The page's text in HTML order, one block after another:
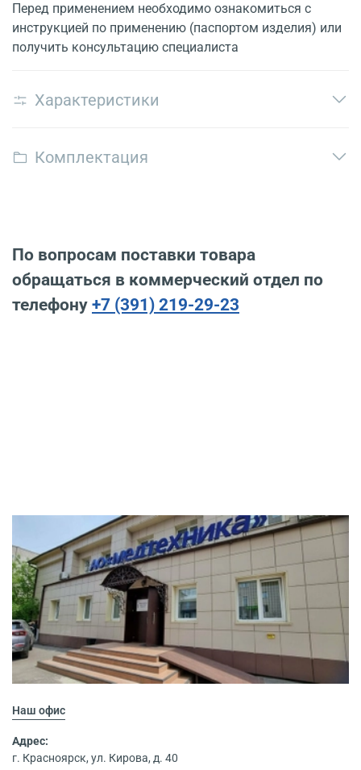
Перед применением необходимо ознакомиться с
инструкцией по применению (паспортом изделия) или
получить консультацию специалиста
Характеристики
Комплектация
По вопросам поставки товара
обращаться в коммерческий отдел по
телефону +7 (391) 219-29-23
Наш офис
Адрес:
г. Красноярск, ул. Кирова, д. 40